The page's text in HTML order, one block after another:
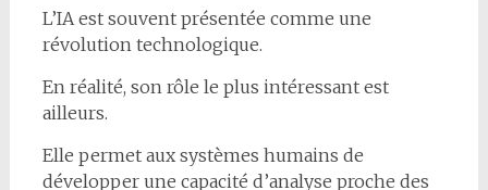
L’IA est souvent présentée comme une
révolution technologique.
En réalité, son rôle le plus intéressant est
ailleurs.
Elle permet aux systèmes humains de
développer une capacité d’analyse proche des